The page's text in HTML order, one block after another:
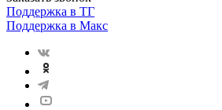
Поддержка в ТГ
Поддержка в Макс